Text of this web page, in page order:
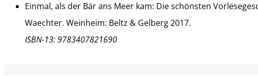
Einmal, als der Bär ans Meer kam: Die schönsten
Waechter. Weinheim: Beltz & Gelberg 2017.
ISBN-13: 9783407821690